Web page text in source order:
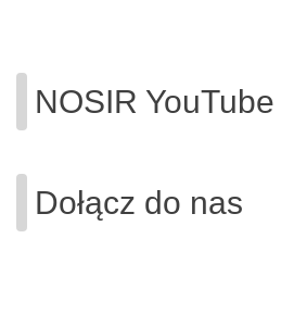
NOSIR YouTube
Dołącz do nas